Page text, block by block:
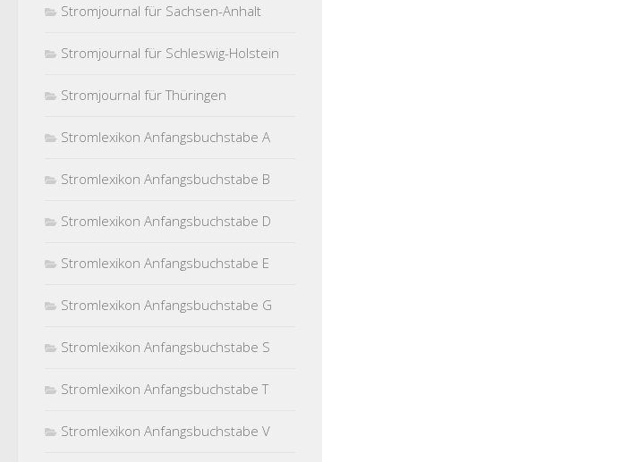
Stromjournal für Sachsen-Anhalt
Stromjournal für Schleswig-Holstein
Stromjournal für Thüringen
Stromlexikon Anfangsbuchstabe A
Stromlexikon Anfangsbuchstabe B
Stromlexikon Anfangsbuchstabe D
Stromlexikon Anfangsbuchstabe E
Stromlexikon Anfangsbuchstabe G
Stromlexikon Anfangsbuchstabe S
Stromlexikon Anfangsbuchstabe T
Stromlexikon Anfangsbuchstabe V